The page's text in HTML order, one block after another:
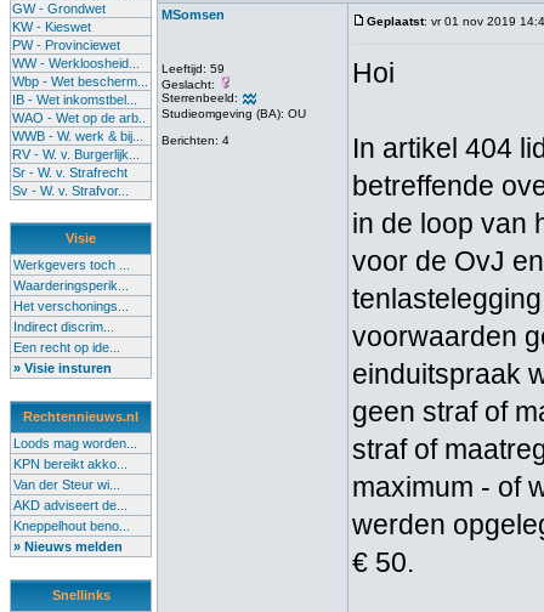
GW - Grondwet
KW - Kieswet
PW - Provinciewet
WW - Werkloosheid...
Wbp - Wet bescherm...
IB - Wet inkomstbel...
WAO - Wet op de arb..
WWB - W. werk & bij...
RV - W. v. Burgerlijk...
Sr - W. v. Strafrecht
Sv - W. v. Strafvor...
Visie
Werkgevers toch ...
Waarderingsperik...
Het verschonings...
Indirect discrim...
Een recht op ide...
» Visie insturen
Rechtennieuws.nl
Loods mag worden...
KPN bereikt akko...
Van der Steur wi...
AKD adviseert de...
Kneppelhout beno...
» Nieuws melden
Snellinks
MSomsen
Leeftijd: 59
Geslacht:
Sterrenbeeld:
Studieomgeving (BA): OU
Berichten: 4
Geplaatst: vr 01 nov 2019
Hoi
In artikel 404
betreffende
in de loop van
voor de OvJ
voorwaarden
einduitspraak
geen straf of
straf of
maximum - of
werden
€ 50.